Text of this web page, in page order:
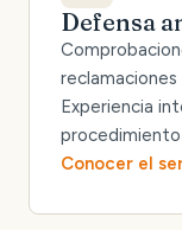
Defensa
Experiencia
Conocer el